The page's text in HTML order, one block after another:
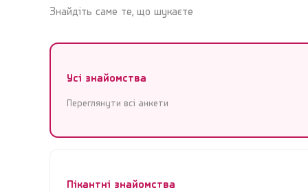
Знайдіть саме те, що шукаєте
Усі знайомства
Переглянути всі анкети
Пікантні знайомства